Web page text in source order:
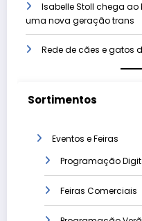
Isabelle Stoll chega ao
uma nova geração trans
Rede de cães e gatos
Sortimentos
Eventos e Feiras
Programação
Feiras Comerciais